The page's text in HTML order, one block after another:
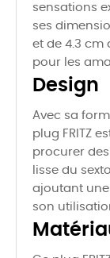
sensations
ses
et de 4.3 cm
pour les
Design
Avec sa
plug FRITZ
procurer
lisse du
ajoutant
son